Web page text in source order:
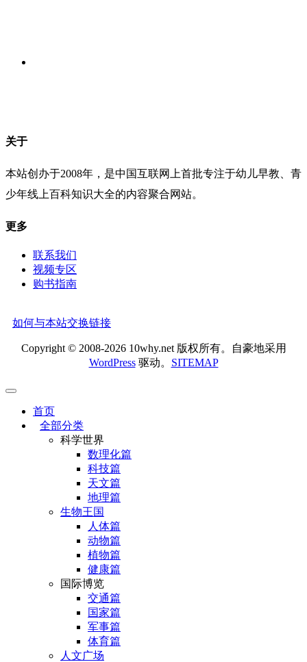
关于
本站创办于2008年，是中国互联网上首批专注于幼儿早教、青
少年线上百科知识大全的内容聚合网站。
更多
联系我们
视频专区
购书指南
如何与本站交换链接
Copyright © 2008-2026 10why.net 版权所有。自豪地采用
WordPress驱动。 SITEMAP
首页
全部分类
科学世界
数理化篇
科技篇
天文篇
地理篇
生物王国
人体篇
动物篇
植物篇
健康篇
国际博览
交通篇
国家篇
军事篇
体育篇
人文广场